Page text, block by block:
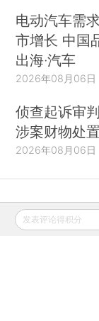
电动汽车需
市增长 中国
出海·汽车
2026年08月06日
侦查起诉审
涉案财物处
2026年08月06日
财新移动
发表评论得积分